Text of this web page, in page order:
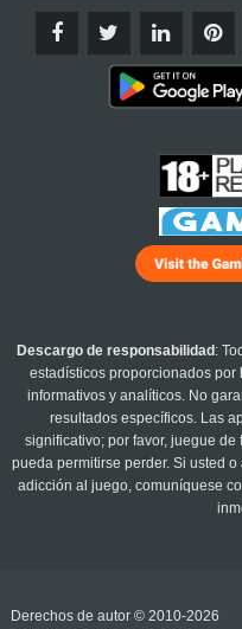
Descargo de responsabilidad :
estadísticos proporcionados por
informativos y analíticos. No
resultados específicos. Las
significativo; por favor, juegue
pueda permitirse perder. Si usted
adicción al juego, comuníquese
Derechos de autor © 2010-2026